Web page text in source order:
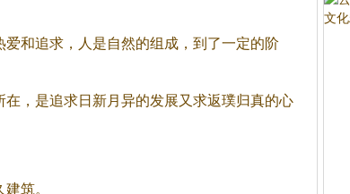
和追求，人是自然的组成，到了一定的阶
在，是追求日新月异的发展又求返璞归真的心
筑。